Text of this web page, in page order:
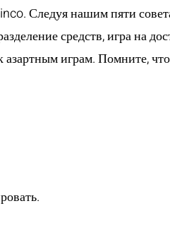
Следуя нашим пяти
средств, игра на
азартным играм. Помните,